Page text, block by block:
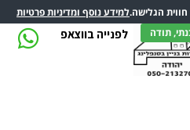
לפנייה בווצאפ
הגלישה.למידע נוסף ומדיניות פרטיות